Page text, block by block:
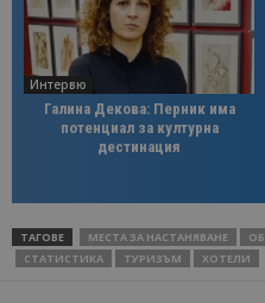
Интервю
Галина Декова: Перник има
потенциал за културна
дестинация
ТАГОВЕ МЕСТА ЗА НАСТАНЯВАНЕ
СТАТИСТИКА
ТУРИЗЪМ ХОТЕЛИ